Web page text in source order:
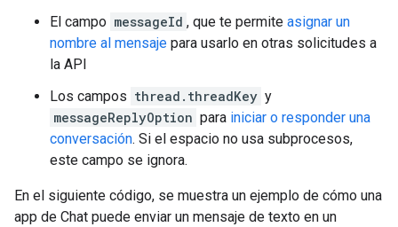
El campo messageId , que te permite asignar un
nombre al mensaje para usarlo en otras solicitudes a
la API
Los campos thread.threadKey y
messageReplyOption para iniciar o responder una
conversación. Si el espacio no usa subprocesos,
este campo se ignora.
En el siguiente código, se muestra un ejemplo de cómo una
app de Chat puede enviar un mensaje de texto en un